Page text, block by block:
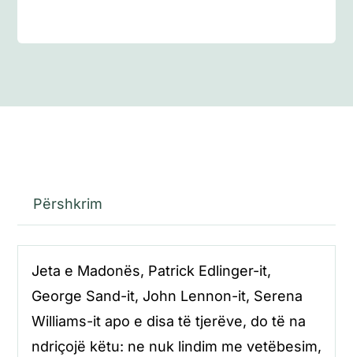
Përshkrim
Jeta e Madonës, Patrick Edlinger-it,
George Sand-it, John Lennon-it, Serena
Williams-it apo e disa të tjerëve, do të na
ndriçojë këtu: ne nuk lindim me vetëbesim,